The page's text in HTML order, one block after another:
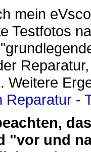
mein
Testfotos
Weitere
Reparatur -
"vor und